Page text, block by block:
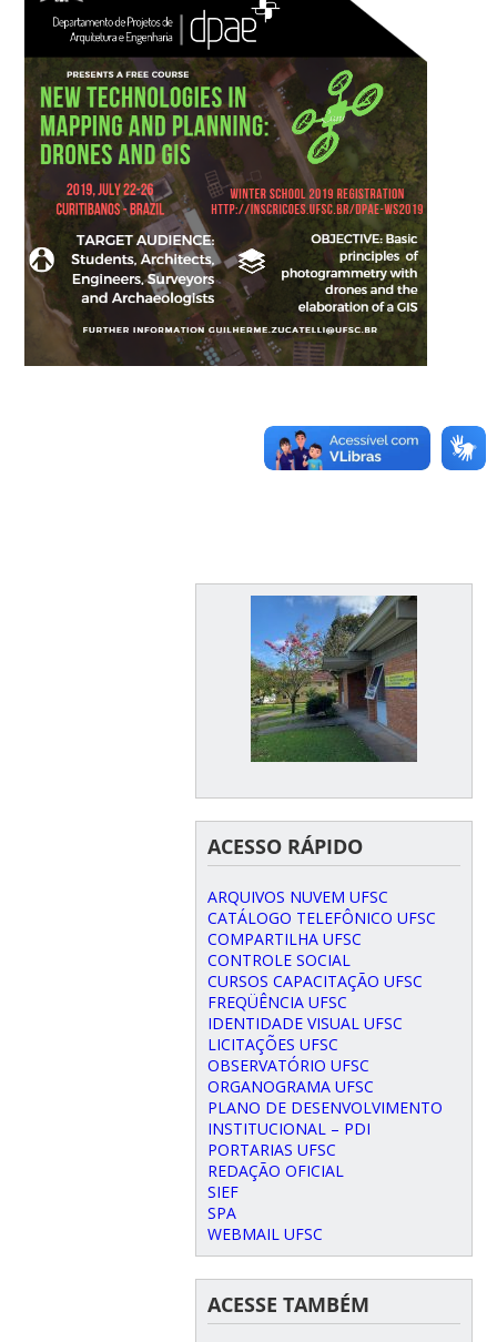
ACESSO RÁPIDO
ARQUIVOS NUVEM UFSC
CATÁLOGO TELEFÔNICO UFSC
COMPARTILHA UFSC
CONTROLE SOCIAL
CURSOS CAPACITAÇÃO UFSC
FREQÜÊNCIA UFSC
IDENTIDADE VISUAL UFSC
LICITAÇÕES UFSC
OBSERVATÓRIO UFSC
ORGANOGRAMA UFSC
PLANO DE DESENVOLVIMENTO
INSTITUCIONAL – PDI
PORTARIAS UFSC
REDAÇÃO OFICIAL
SIEF
SPA
WEBMAIL UFSC
ACESSE TAMBÉM